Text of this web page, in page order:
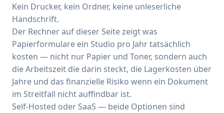
Kein Drucker, kein Ordner, keine unleserliche
Handschrift.
Der Rechner auf dieser Seite zeigt was
Papierformulare ein Studio pro Jahr tatsächlich
kosten — nicht nur Papier und Toner, sondern auch
die Arbeitszeit die darin steckt, die Lagerkosten über
Jahre und das finanzielle Risiko wenn ein Dokument
im Streitfall nicht auffindbar ist.
Self-Hosted oder SaaS — beide Optionen sind